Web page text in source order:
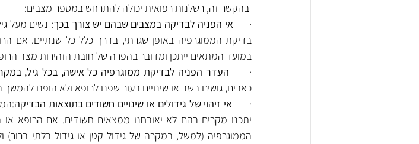
בהקשר זה, רשלנות רפואית יכולה להתרחש במספר מצבים:
· אי הפניה לבדיקה במצבים שבהם יש צורך בכך
במועד המתאים ייתכן ומדובר בהפרה של חובת הזהירות מצד
· העדר הפניה לבדיקת ממוגרפיה כל אישה, בכל גיל,
כאבים, גושים בשד או שינויים בעור שפנו לרופא ולא הופנו
· אי זיהוי של גידולים או שינויים חשודים בתוצאות הבדיקה